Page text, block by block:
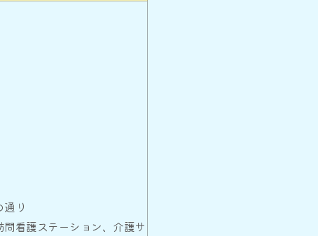
り
看護ステーション、介護サ